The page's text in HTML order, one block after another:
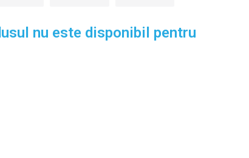
nu este disponibil pentru